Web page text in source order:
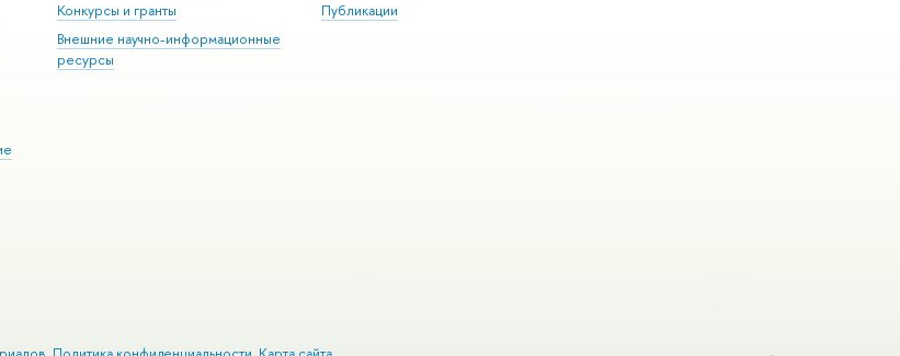
Конкурсы и гранты
Внешние научно-информационные
ресурсы
Публикации